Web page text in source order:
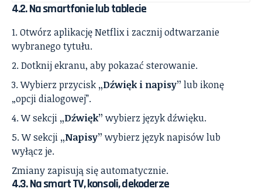
4.2. Na smartfonie lub tablecie
Otwórz aplikację Netflix i zacznij odtwarzanie
wybranego tytułu.
Dotknij ekranu, aby pokazać sterowanie.
Wybierz przycisk „Dźwięk i napisy” lub ikonę
„opcji dialogowej”.
W sekcji „Dźwięk” wybierz język dźwięku.
W sekcji „Napisy” wybierz język napisów lub
wyłącz je.
Zmiany zapisują się automatycznie.
4.3. Na smart TV, konsoli, dekoderze